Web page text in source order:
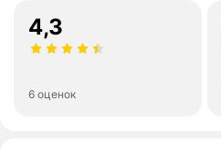
4,3
6 оценок